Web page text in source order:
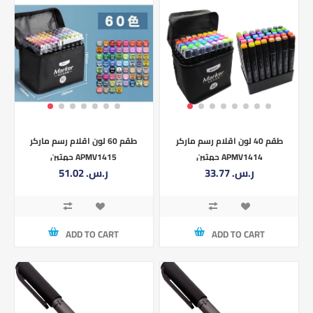
طقم 60 لون اقلام رسم ماركر
جهتين APMV1415
51.02 ر.س.‏
ADD TO CART
طقم 40 لون اقلام رسم ماركر
جهتين APMV1414
33.77 ر.س.‏
ADD TO CART